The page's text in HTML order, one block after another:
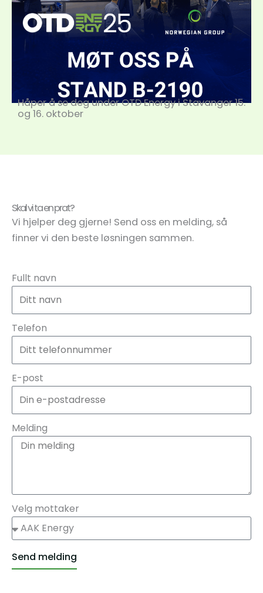
Håper å se deg under OTD Energy i Stavanger 15.
og 16. oktober
Skal vi ta en prat?
Vi hjelper deg gjerne! Send oss en melding, så
finner vi den beste løsningen sammen.
Fullt navn
Telefon
E-post
Melding
Velg mottaker
Send melding